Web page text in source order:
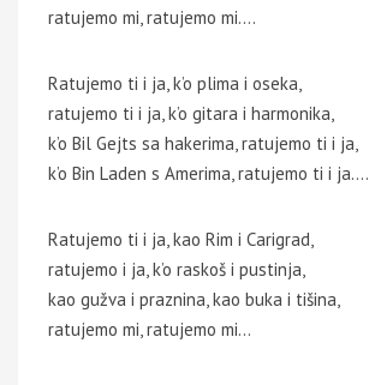
ratujemo mi, ratujemo mi….
Ratujemo ti i ja, k’o plima i oseka,
ratujemo ti i ja, k’o gitara i harmonika,
k’o Bil Gejts sa hakerima, ratujemo ti i ja,
k’o Bin Laden s Amerima, ratujemo ti i ja….
Ratujemo ti i ja, kao Rim i Carigrad,
ratujemo i ja, k’o raskoš i pustinja,
kao gužva i praznina, kao buka i tišina,
ratujemo mi, ratujemo mi…